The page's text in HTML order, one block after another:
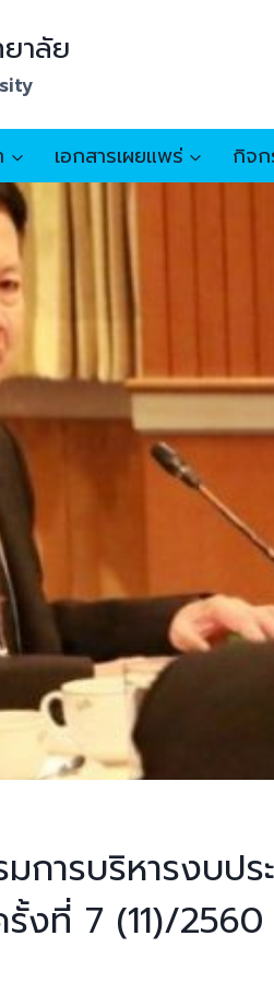
าลัย
เอกสารเผยแพร่ กิจ
การบริหารงบป
งที่ 7 (11)/2560